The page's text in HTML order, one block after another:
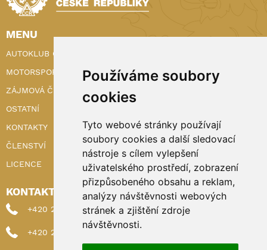
Používáme soubory
cookies
Tyto webové stránky používají
soubory cookies a další sledovací
nástroje s cílem vylepšení
uživatelského prostředí, zobrazení
přizpůsobeného obsahu a reklam,
analýzy návštěvnosti webových
stránek a zjištění zdroje
návštěvnosti.
MENU
AUTOKLUB ČR
MOTORSPORT
ZÁJMOVÁ ČINNOST
OSTATNÍ
KONTAKTY
ČLENSTVÍ
LICENCE
KONTAKTY
+420 222 898 224 (sekretariat)
+420 222 898 221 (členství)